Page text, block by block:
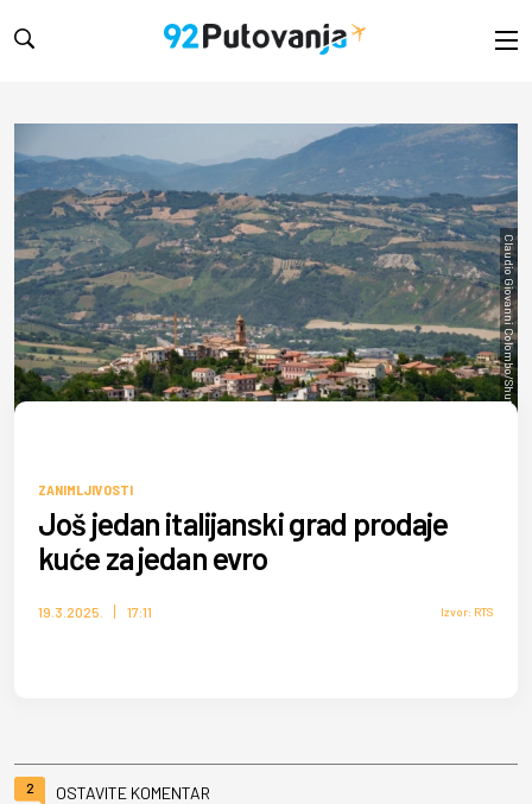
Claudio Giovanni Colombo/Shutterstock
ZANIMLJIVOSTI
Još jedan italijanski grad prodaje
kuće za jedan evro
19.3.2025. 17:11 Izvor: RTS
2 OSTAVITE KOMENTAR